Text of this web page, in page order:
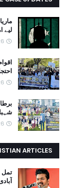
لیے
ARTICLES
تمل